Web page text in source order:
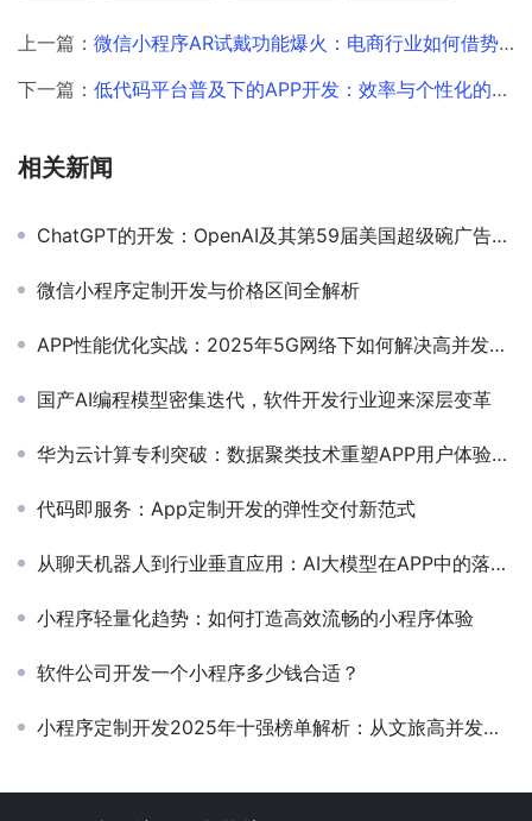
上一篇： 微信小程序AR试戴功能爆火：电商行业如何借势技术升级
下一篇： 低代码平台普及下的APP开发：效率与个性化的平衡点在哪里
相关新闻
ChatGPT的开发：OpenAI及其第59届美国超级碗广告分析
微信小程序定制开发与价格区间全解析
APP性能优化实战：2025年5G网络下如何解决高并发与低延迟矛盾
国产AI编程模型密集迭代，软件开发行业迎来深层变革
华为云计算专利突破：数据聚类技术重塑APP用户体验新格局
代码即服务：App定制开发的弹性交付新范式
从聊天机器人到行业垂直应用：AI大模型在APP中的落地实践
小程序轻量化趋势：如何打造高效流畅的小程序体验
软件公司开发一个小程序多少钱合适？
小程序定制开发2025年十强榜单解析：从文旅高并发到零售全渠道的选型策略